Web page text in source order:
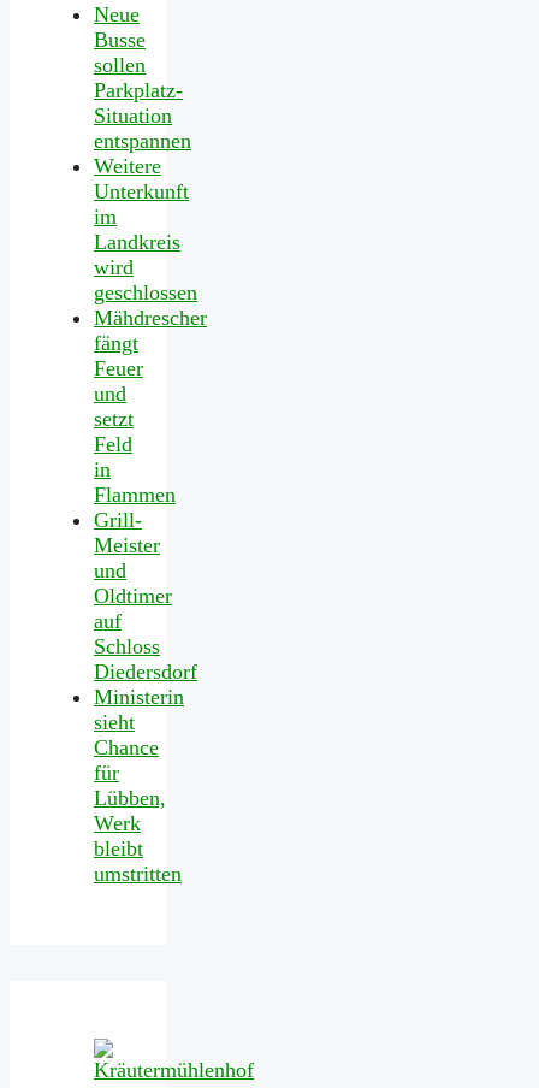
Neue
Busse
sollen
Parkplatz-
Situation
entspannen
Weitere
Unterkunft
im
Landkreis
wird
geschlossen
Mähdrescher
fängt
Feuer
und
setzt
Feld
in
Flammen
Grill-
Meister
und
Oldtimer
auf
Schloss
Diedersdorf
Ministerin
sieht
Chance
für
Lübben,
Werk
bleibt
umstritten